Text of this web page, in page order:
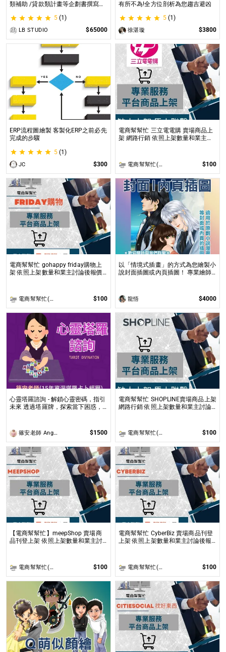
類補助 /貸款類計畫等企劃書撰寫
類補助 /貸款類計畫等企劃書撰寫
5 (1)
LB STUDIO $65000
有所不為!全方位剖析為您趨吉避凶
5 (1)
徐湛璇 $3800
ERP流程圖繪製 客製化ERP之前必先
完成的步驟
5 (1)
JC $300
電商幫幫忙 三立電電購 賣場商品上
架 網路行銷 依照上架數量和業主討
電商幫幫忙(電商平台代營運/電商上架/運營策略/網路行銷) $100
電商幫幫忙 gohappy friday購物上
架 依照上架數量和業主討論後報價
電商幫幫忙(電商平台代營運/電商上架/運營策略/網路行銷) $100
以「情境式插畫」的方式為您繪製小
說封面插圖或內頁插圖！ 專業繪師
龍悟 $4000
心靈塔羅諮詢 - 解鎖心靈密碼，指引
未來 透過塔羅牌，探索當下困惑，
篠安老師 Angel Yang $1500
電商幫幫忙 SHOPLINE賣場商品上架
網路行銷 依照上架數量和業主討論
電商幫幫忙(電商平台代營運/電商上架/運營策略/網路行銷) $100
【電商幫幫忙】meepShop 賣場商
品刊登上架 依照上架數量和業主討
電商幫幫忙(電商平台代營運/電商上架/運營策略/網路行銷) $100
電商幫幫忙 CyberBiz 賣場商品刊登
上架 依照上架數量和業主討論後報
電商幫幫忙(電商平台代營運/電商上架/運營策略/網路行銷) $100